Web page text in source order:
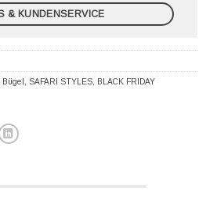
& KUNDENSERVICE
Bügel , SAFARI STYLES, BLACK FRIDAY